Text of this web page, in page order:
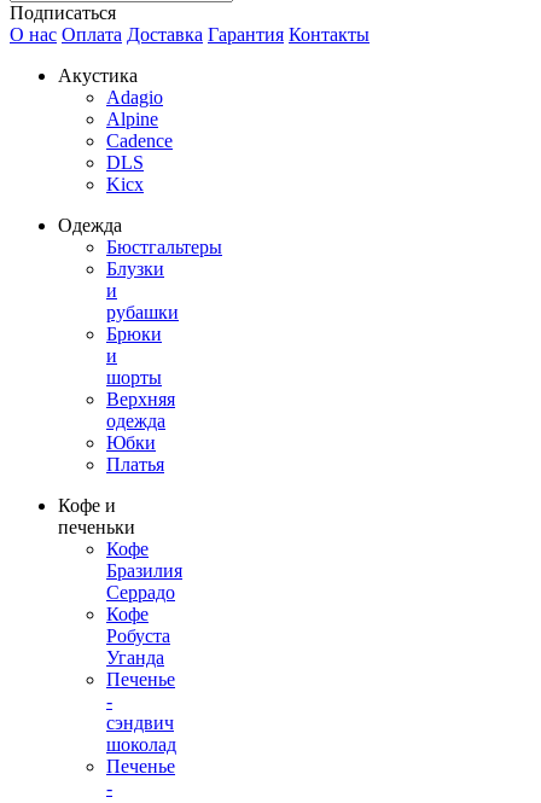
Подписаться
О нас Оплата Доставка Гарантия Контакты
Акустика
Adagio
Alpine
Cadence
DLS
Kicx
Одежда
Бюстгальтеры
Блузки
и
рубашки
Брюки
и
шорты
Верхняя
одежда
Юбки
Платья
Кофе и
печеньки
Кофе
Бразилия
Серрадо
Кофе
Робуста
Уганда
Печенье
-
сэндвич
шоколад
Печенье
-